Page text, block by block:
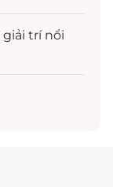
giải trínổi